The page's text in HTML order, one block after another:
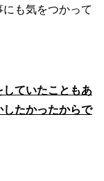
も気をつかって
ていたこともあ
したかったからで